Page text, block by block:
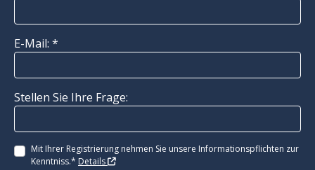
E-Mail: *
Stellen Sie Ihre Frage:
Mit Ihrer Registrierung nehmen Sie unsere Informationspflichten zur
Kenntniss.* Details